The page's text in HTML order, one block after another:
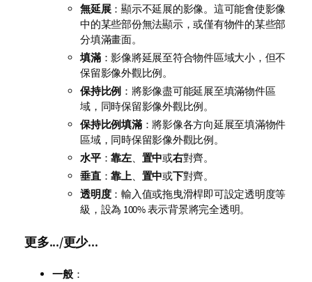
無延展：顯示不延展的影像。這可能會使影像
中的某些部份無法顯示，或僅有物件的某些部
分填滿畫面。
填滿：影像將延展至符合物件區域大小，但不
保留影像外觀比例。
保持比例 ：將影像盡可能延展至填滿物件區
域，同時保留影像外觀比例。
保持比例填滿：將影像各方向延展至填滿物件
區域，同時保留影像外觀比例。
水平：靠左、 置中或右對齊。
垂直：靠上、 置中或下對齊。
透明度：輸入值或拖曳滑桿即可設定透明度等
級，設為 100% 表示背景將完全透明。
更多.../更少...
一般：